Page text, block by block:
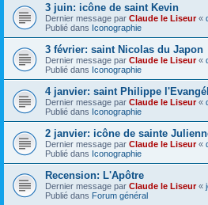
3 juin: icône de saint Kevin
Dernier message par Claude le Liseur«
Publié dans Iconographie
3 février: saint Nicolas du Japon
Dernier message par Claude le Liseur«
Publié dans Iconographie
4 janvier: saint Philippe
Dernier message par Claude le Liseur«
Publié dans Iconographie
2 janvier: icône de sainte
Dernier message par Claude le Liseur«
Publié dans Iconographie
Recension: L'Apôtre
Dernier message par Claude le Liseur«
Publié dans Forum général